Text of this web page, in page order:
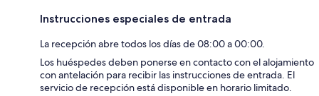
Instrucciones especiales de entrada
La recepción abre todos los días de 08:00 a 00:00.
Los huéspedes deben ponerse en contacto con el alojamiento
con antelación para recibir las instrucciones de entrada. El
servicio de recepción está disponible en horario limitado.